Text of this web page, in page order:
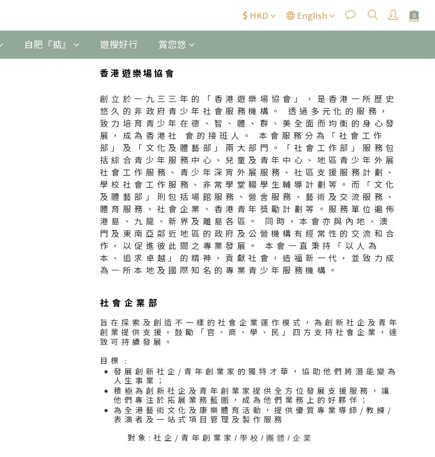
$ HKD English
自肥『掂』 遊搜好行 賞您悠
香港遊樂場協會
創立於一九三三年的「香港遊樂場協會」，是香港一所歷史
悠久的非政府青少年社會服務機構。 透過多元化的服務，
致力培育青少年在德、智、體、群、美全面而均衡的身心發
展，成為香港社 會的接班人。 本會服務分為「社會工作
部」及「文化及體藝部」兩大部門。「社會工作部」服務包
括綜合青少年服務中心、兒童及青年中心、地區青少年外展
社會工作服務、青少年深宵外展服務、社區支援服務計劃、
學校社會工作服務、非常學堂輟學生輔導計劃等。而「文化
及體藝部」則包括場館服務、營舍服務、藝術及交流服務、
體育服務、社會企業、香港青年獎勵計劃等。服務單位遍佈
港島、九龍、新界及離島各區。 同時，本會亦與內地、澳
門及東南亞鄰近地區的政府及公營機構有經常性的交流和合
作，以促進彼此間之專業發展。 本會一直秉持「以人為
本、追求卓越」的精神，貢獻社會，造福新一代，並致力成
為一所本地及國際知名的專業青少年服務機構。
社會企業部
旨在探索及創造不一樣的社會企業運作模式，為創新社企及青年
創業提供支援。鼓勵「官、商、學、民」四方支持社會企業，達
致可持續發展。
目標﹕
發展創新社企/青年創業家的獨特才華，協助他們將潛能變為
人生事業；
積極為創新社企及青年創業家提供全方位發展支援服務，讓
他們專注於拓展業務藍圖，成為他們業務上的好夥伴；
為全港藝術文化及康樂體育活動，提供優質專業導師/教練/
表演者及一站式項目管理及製作服務
對象:社企/青年創業家 / 學校/團體/企業